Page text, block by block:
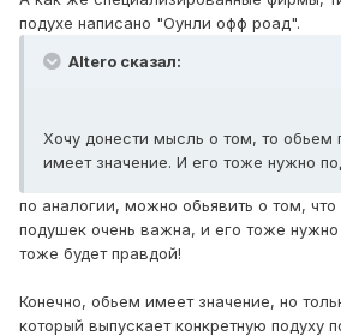
подухе написано "Оунли офф роад".
Altero сказал:
Хочу донести мысль о том, то обьем
имеет значение. И его тоже нужно
по аналогии, можно обьявить о том,
подушек очень важна, и его тоже нужно
тоже будет правдой!
Конечно, обьем имеет значение, но
который выпускает конкретную подуху